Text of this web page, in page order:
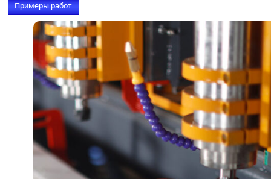
Примеры работ